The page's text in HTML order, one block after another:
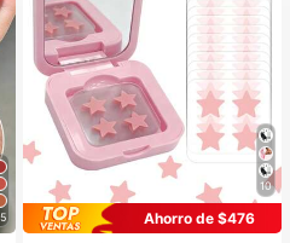
10
Ahorro de $476